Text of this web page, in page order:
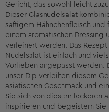
Gericht, das sowohl leicht
Dieser Glasnudelsalat
saftigem Hähnchenfleisch
einem aromatischen Dressing
verfeinert werden. Das
Nudelsalat ist einfach und
Vorlieben angepasst werden.
unser Dip verleihen diesem
asiatischen Geschmack und
Sie sich von diesem leckeren
inspirieren und begeistern Sie